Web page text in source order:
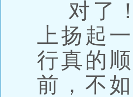
对了！
上扬起
行真的
前，不